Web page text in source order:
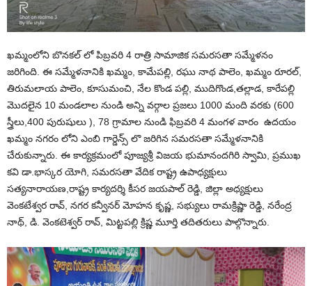
ఖమ్మంలోని బొనకల్ లో పిబ్రవరి 4 రాత్రి సామాజిక సమరసతా సమ్మేళనం
జరిగింది. ఈ సమ్మేళనానికి ఖమ్మం, కామేపల్లి, రఘు నాథ పాలెం, ఖమ్మం రూరల్,
తిరుమలాయ పాలెం, కూసుమంచి, నేల కొండ పల్లి, ముదిగొండ,తల్లాడ, కారేపల్లి
మొదలైన 10 మండలాల నుండి అన్ని వర్గాల ప్రజలు 1000 మంది వరకు (600
స్త్రీలు,400 పురుషులు ), 78 గ్రామాల నుండి ఫిబ్రవరి 4 మంగళ వారం ఉదయం
ఖమ్మం నగరం లోని ఎంబి గార్డెన్స్ లొ జరిగిన సమరసతా సమ్మేళనానికి
చేరుకున్నారు. ఈ కార్యక్రమంలో పూజ్యశ్రీ విజయ భుమానందగిరి స్వామి, ప్రముఖ
కవి డా.భాస్కర యోగి, సమరసతా వేదిక రాష్ట్ర ఉపాధ్యక్షులు
సత్యనారాయణ,రాష్ట్ర కార్యదర్శి కీసర జయపాల్ రెడ్డి, జిల్లా అధ్యక్షులు
వెంకటేశ్వర రావ్, నగర కన్వీనర్ మోహన కృష్ణ, సభ్యులు రామక్రిష్ణా రెడ్డి, నరేంద్ర
నాథ్, డి. వెంకటెశ్వర్ రావ్, మిట్టపల్లి క్రిష్ణ మూర్తి తదితరులు పాల్గొన్నారు.